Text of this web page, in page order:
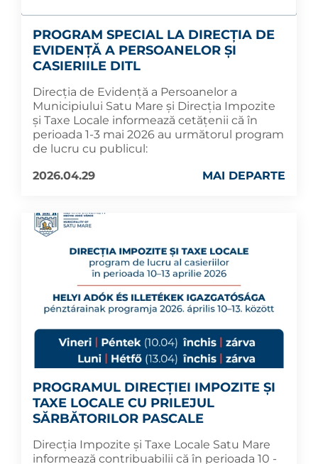
PROGRAM SPECIAL LA DIRECȚIA DE
EVIDENȚĂ A PERSOANELOR ȘI
CASIERIILE DITL
Direcția de Evidență a Persoanelor a
Municipiului Satu Mare și Direcția Impozite
și Taxe Locale informează cetățenii că în
perioada 1-3 mai 2026 au următorul program
de lucru cu publicul:
2026.04.29
MAI DEPARTE
PROGRAMUL DIRECȚIEI IMPOZITE ȘI
TAXE LOCALE CU PRILEJUL
SĂRBĂTORILOR PASCALE
Direcția Impozite și Taxe Locale Satu Mare
informează contribuabilii că în perioada 10 -